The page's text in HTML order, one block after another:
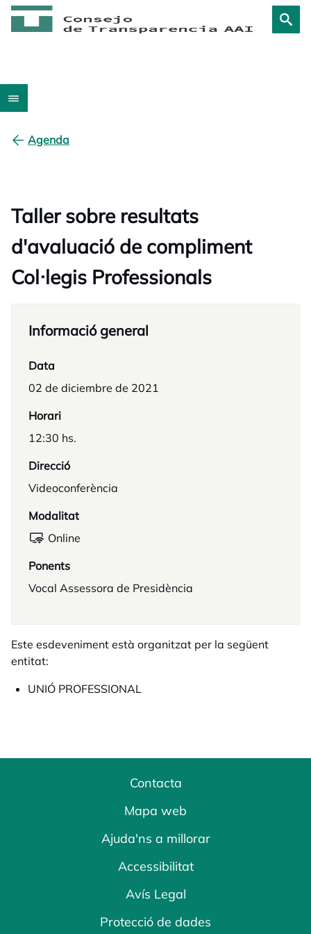
Agenda
Taller sobre resultats
d'avaluació de compliment
Col·legis Professionals
Informació general
Data
02 de diciembre de 2021
Horari
12:30 hs.
Direcció
Videoconferència
Modalitat
Online
Ponents
Vocal Assessora de Presidència
Este esdeveniment està organitzat per la següent
entitat:
UNIÓ PROFESSIONAL
Contacta
Mapa web
Ajuda'ns a millorar
Accessibilitat
Avís Legal
Protecció de dades